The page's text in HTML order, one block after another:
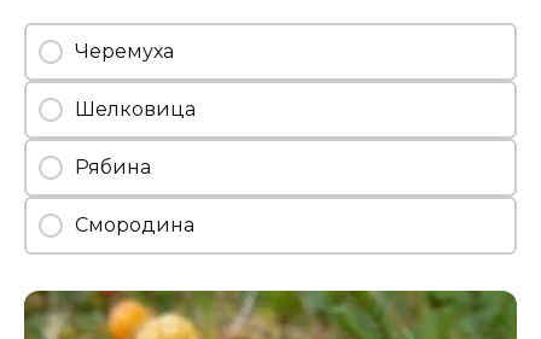
Черемуха
Шелковица
Рябина
Смородина